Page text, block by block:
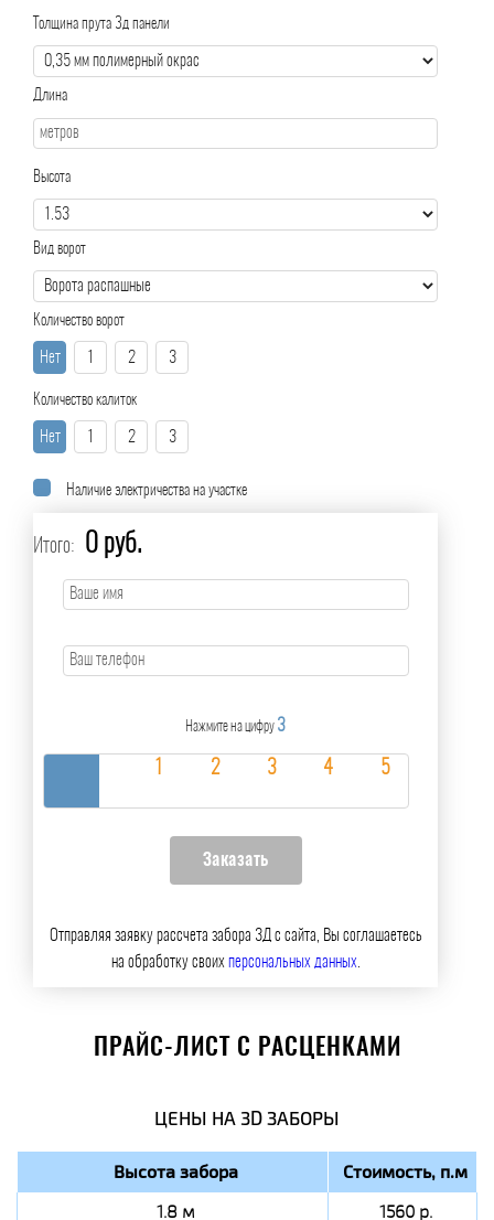
Толщина прута 3д панели
Длина
Высота
Вид ворот
Количество ворот
Нет 2 3
Количество калиток
Нет 2 3
Наличие электричества на участке
Итого: 0 руб.
Нажмите на цифру 3
Отправляя заявку рассчета забора 3Д с сайта, Вы соглашаетесь
на обработку своих персональных данных.
ПРАЙС-ЛИСТ С РАСЦЕНКАМИ
ЦЕНЫ НА 3D ЗАБОРЫ
Высота забора Стоимость, п.м
1.8 м 1560 р.